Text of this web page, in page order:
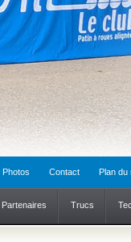
Photos Contact Plan du
Partenaires Trucs